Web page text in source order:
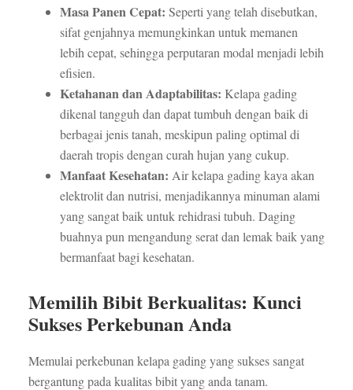
Masa Panen Cepat: Seperti yang telah disebutkan,
sifat genjahnya memungkinkan untuk memanen
lebih cepat, sehingga perputaran modal menjadi lebih
efisien.
Ketahanan dan Adaptabilitas: Kelapa gading
dikenal tangguh dan dapat tumbuh dengan baik di
berbagai jenis tanah, meskipun paling optimal di
daerah tropis dengan curah hujan yang cukup.
Manfaat Kesehatan: Air kelapa gading kaya akan
elektrolit dan nutrisi, menjadikannya minuman alami
yang sangat baik untuk rehidrasi tubuh. Daging
buahnya pun mengandung serat dan lemak baik yang
bermanfaat bagi kesehatan.
Memilih Bibit Berkualitas: Kunci
Sukses Perkebunan Anda
Memulai perkebunan kelapa gading yang sukses sangat
bergantung pada kualitas bibit yang anda tanam.